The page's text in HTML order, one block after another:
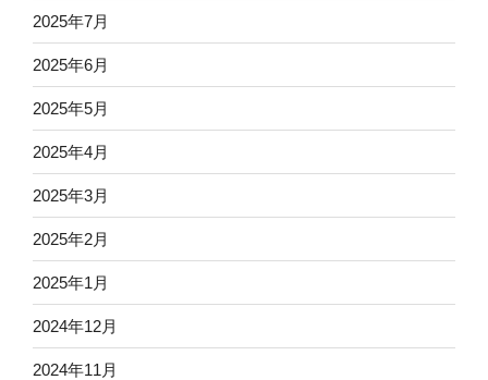
2025年7月
2025年6月
2025年5月
2025年4月
2025年3月
2025年2月
2025年1月
2024年12月
2024年11月